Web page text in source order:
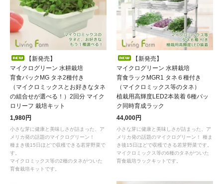
【新発売】
マイクログリーン 水耕栽培
育食パックMG タネ2種付き
（マイクロミックスとお好きなタネ
の組合せが選べる！）2回分 マイク
ロリーフ 栽培キット
1,980円
小さな芽に健康と美味しさが詰まった、ア
メリカ発の話題のマイクログリーン！
種まき後15日ほどで収穫できる若芽野菜で
す。
マイクロミックス等の2種のタネがついた
育食栽培キットです。
【新発売】
マイクログリーン 水耕栽培
育食ラックMGR1 タネ６種付き
（マイクロミックス等のタネ）
植栽用高輝度LED2本装着 6種パッ
ク同時育成ラック
44,000円
小さな芽に健康と美味しさが詰まった、ア
メリカ発の話題のマイクログリーン！ 種ま
き後15日ほどで収穫できる若芽野菜です。
マイクロミックス等の6種のタネがついた
育食栽培ラックキットです。